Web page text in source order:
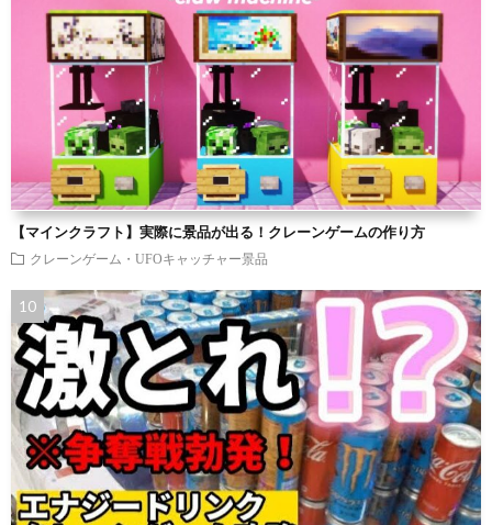
【マインクラフト】実際に景品が出る！クレーンゲームの作り方
クレーンゲーム・UFOキャッチャー景品